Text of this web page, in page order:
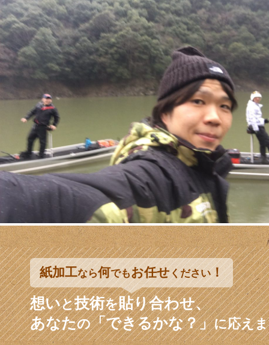
紙加工なら何でもお任せください！
想いと技術を貼り合わせ、
あなたの「できるかな？」に応え